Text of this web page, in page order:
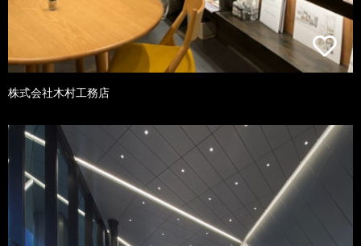
株式会社木村工務店